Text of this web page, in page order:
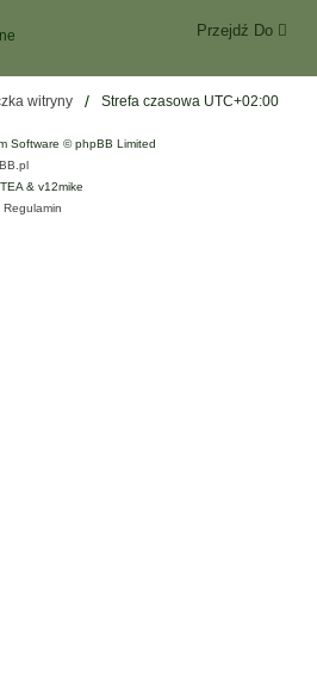
Przejdź Do
witryny Strefa czasowa UTC+02:00
Software © phpBB Limited
& v12mike
Regulamin